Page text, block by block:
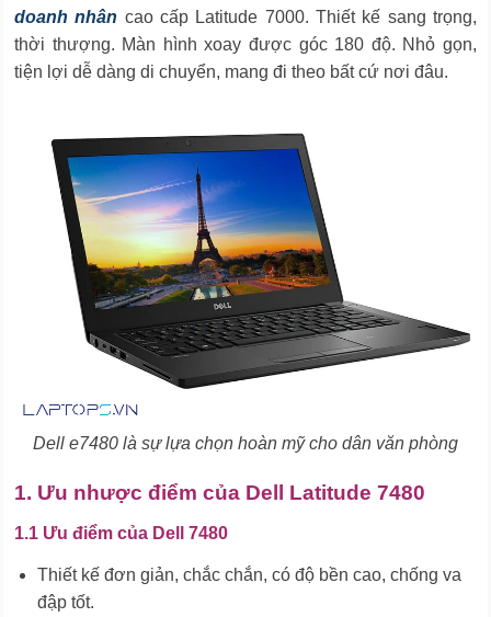
doanh nhân cao cấp Latitude 7000. Thiết kế sang trọng,
thời thượng. Màn hình xoay được góc 180 độ. Nhỏ gọn,
tiện lợi dễ dàng di chuyển, mang đi theo bất cứ nơi đâu.
Dell e7480 là sự lựa chọn hoàn mỹ cho dân văn phòng
1. Ưu nhược điểm của Dell Latitude 7480
1.1 Ưu điểm của Dell 7480
Thiết kế đơn giản, chắc chắn, có độ bền cao, chống va
đập tốt.